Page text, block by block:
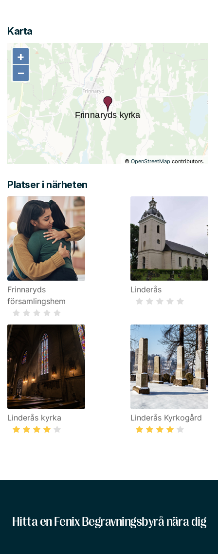
Karta
+
−
©OpenStreetMap contributors.
+
−
Platser i närheten
Frinnaryds
församlingshem
Linderås
Linderås kyrka Linderås Kyrkogård
Hitta en Fenix Begravningsbyrå nära dig